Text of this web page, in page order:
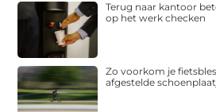
Terug naar kantoor
op het werk checken
Zo voorkom je
afgestelde